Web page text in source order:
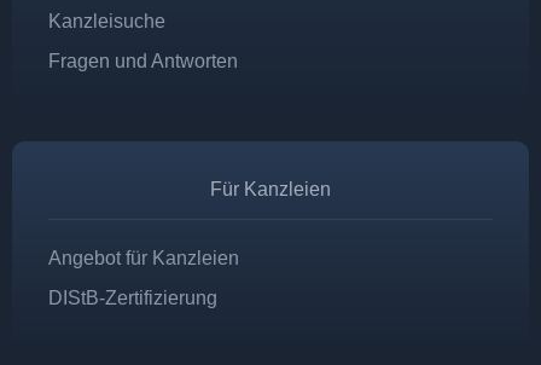
Kanzleisuche
Fragen und Antworten
Für Kanzleien
Angebot für Kanzleien
DIStB-Zertifizierung